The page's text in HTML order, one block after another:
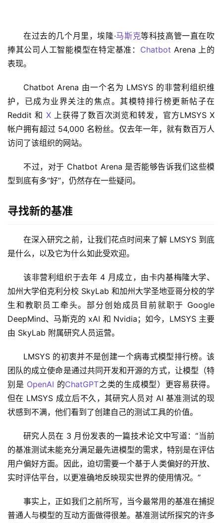
在过去的几个月里，埃隆·马斯克等科技高管一直在吹
捧其公司人工智能模型在特定基准： Chatbot Arena 上的
表现。
Chatbot Arena 由一个名为 LMSYS 的非营利组织维
护，已成为业界关注的焦点。其模特排行榜更新帖子在
Reddit 和 X 上获得了数百次浏览和转发，官方LMSYS X
帐户拥有超过 54,000 名粉丝。仅去年一年，就有数百万人
访问了该组织的网站。
不过，对于 Chatbot Arena 是否能够告诉我们这些模
型到底有多“好”，仍然存在一些疑问。
寻找新的基准
在深入研究之前，让我们花点时间来了解 LMSYS 到底
是什么，以及它为什么如此受欢迎。
该非营利组织于去年 4 月成立，由卡内基梅隆大学、
加州大学伯克利分校 SkyLab 和加州大学圣地亚哥分校的学
生和教职员工牵头。部分创始成员目前就职于 Google
DeepMind、马斯克的 xAI 和 Nvidia；如今，LMSYS 主要
由 SkyLab 附属研究人员运营。
LMSYS 的初衷并不是创建一个病毒式模型排行榜。该
团队的成立使命是通过共同开发和开源的方式，让模型（特
别是 OpenAI 的ChatGPT之类的生成模型）更容易获得。
但在 LMSYS 成立后不久，其研究人员对 AI 基准测试的现
状感到不满，他们看到了创建自己的测试工具的价值。
研究人员在 3 月份发表的一篇技术论文中写道：“当前
的基准测试未能充分满足最先进模型的需求，特别是在评估
用户偏好方面。因此，迫切需要一个基于人类偏好的开放、
实时评估平台，以更准确地反映现实世界的使用情况。”
事实上，正如我们之前所写，当今最常用的基准在捕捉
普通人与模型的互动方面做得很差。基准测试所探究的许多